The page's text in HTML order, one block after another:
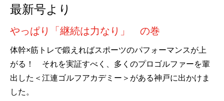
最新号より
やっぱり「継続は力なり」 の巻
体幹×筋トレで鍛えればスポーツのパフォーマンスが上
がる！ それを実証すべく、多くのプロゴルファーを輩
出した＜江連ゴルフアカデミー＞がある神戸に出かけま
した。